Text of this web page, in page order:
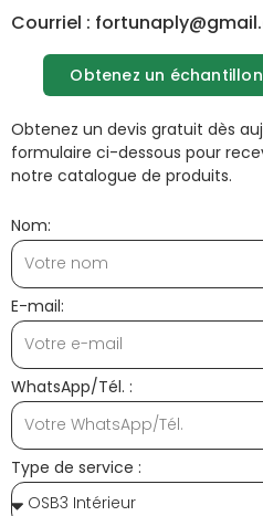
Courriel :
Obtenez un
Obtenez un devis gratuit dès
formulaire ci-dessous pour
notre catalogue de produits.
Nom:
E-mail:
WhatsApp/Tél. :
Type de service :